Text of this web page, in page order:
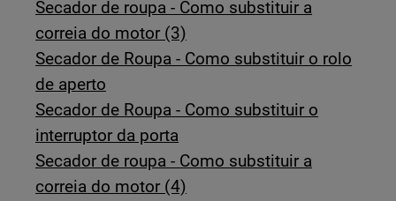
Secador de roupa - Como substituir a
correia do motor (3)
Secador de Roupa - Como substituir o rolo
de aperto
Secador de Roupa - Como substituir o
interruptor da porta
Secador de roupa - Como substituir a
correia do motor (4)